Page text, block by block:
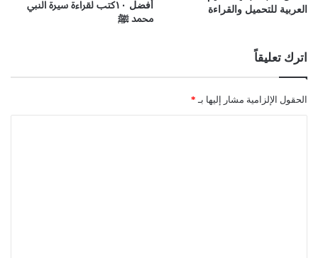
العربية للتحميل والقراءة
أفضل ١٠كتب لقراءة سيرة النبي
محمد ﷺ
اترك تعليقاً
الحقول الإلزامية مشار إليها بـ *